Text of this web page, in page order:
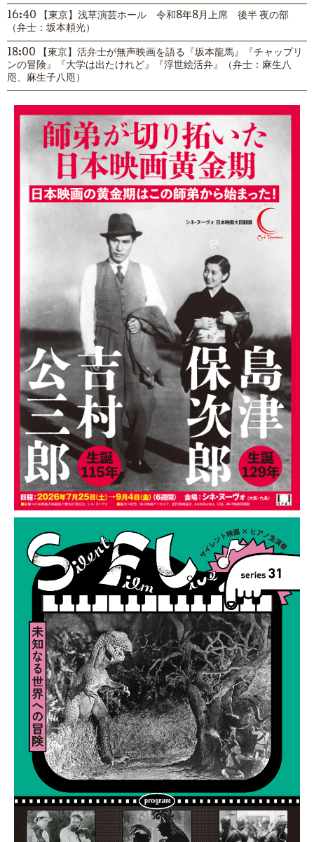
16:40 【東京】浅草演芸ホール 令和8年8月上席 後半 夜の部
（弁士：坂本頼光）
18:00 【東京】活弁士が無声映画を語る『坂本龍馬』『チャップリ
ンの冒険』『大学は出たけれど』『浮世絵活弁』（弁士：麻生八
咫、麻生子八咫）